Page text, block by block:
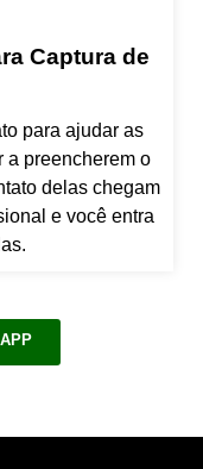
Captura de
para ajudar as
a preencherem o
delas chegam
e você entra